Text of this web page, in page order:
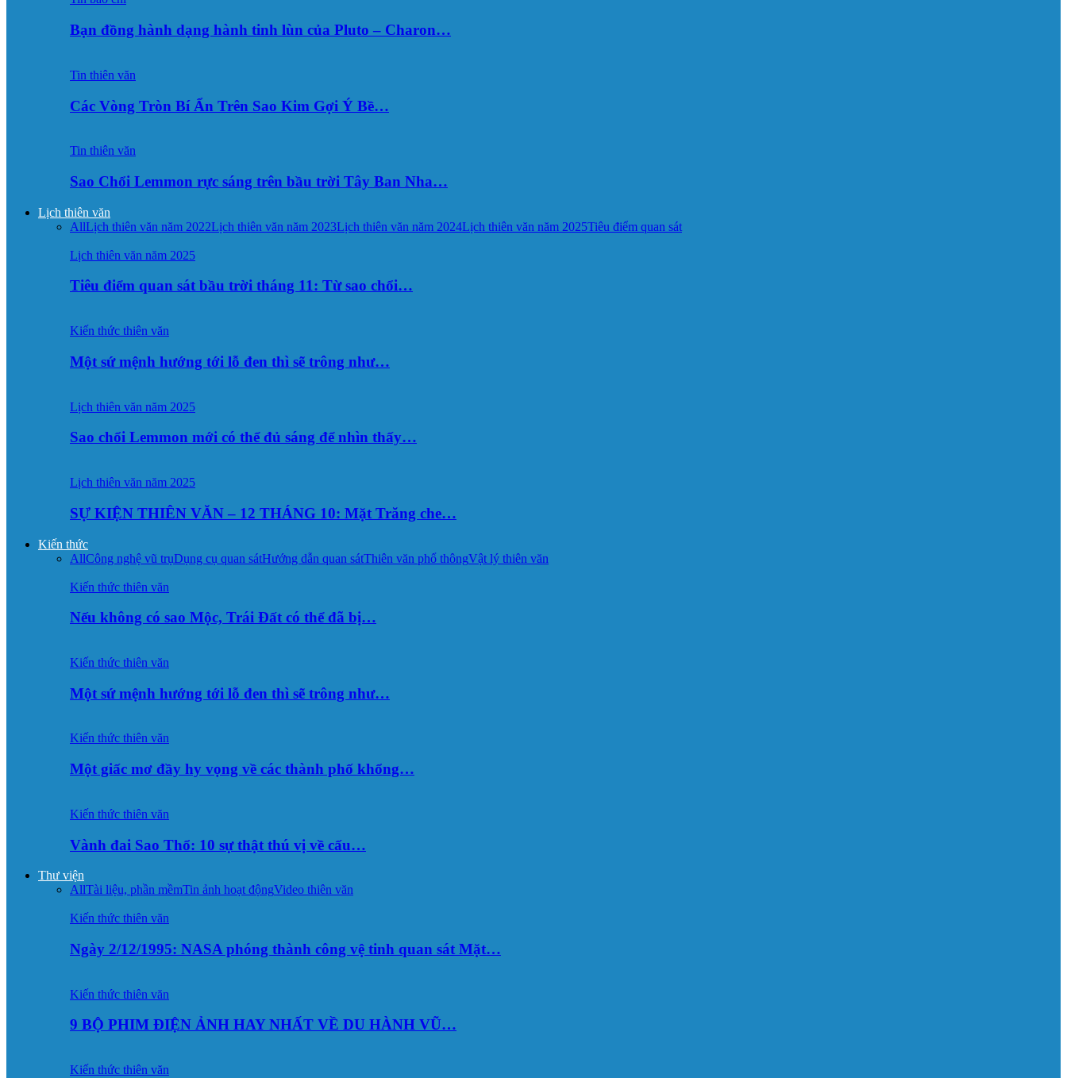
Bạn đồng hành dạng hành tinh lùn của Pluto – Charon…
Tin thiên văn
Các Vòng Tròn Bí Ẩn Trên Sao Kim Gợi Ý Bề…
Tin thiên văn
Sao Chổi Lemmon rực sáng trên bầu trời Tây Ban Nha…
Lịch thiên văn
AllLịch thiên văn năm 2022Lịch thiên văn năm 2023Lịch thiên văn năm 2024Lịch thiên văn năm 2025Tiêu điểm quan sát
Lịch thiên văn năm 2025
Tiêu điểm quan sát bầu trời tháng 11: Từ sao chổi…
Kiến thức thiên văn
Một sứ mệnh hướng tới lỗ đen thì sẽ trông như…
Lịch thiên văn năm 2025
Sao chổi Lemmon mới có thể đủ sáng để nhìn thấy…
Lịch thiên văn năm 2025
SỰ KIỆN THIÊN VĂN – 12 THÁNG 10: Mặt Trăng che…
Kiến thức
AllCông nghệ vũ trụDụng cụ quan sátHướng dẫn quan sátThiên văn phổ thôngVật lý thiên văn
Kiến thức thiên văn
Nếu không có sao Mộc, Trái Đất có thể đã bị…
Kiến thức thiên văn
Một sứ mệnh hướng tới lỗ đen thì sẽ trông như…
Kiến thức thiên văn
Một giấc mơ đầy hy vọng về các thành phố khổng…
Kiến thức thiên văn
Vành đai Sao Thổ: 10 sự thật thú vị về cấu…
Thư viện
AllTài liệu, phần mềmTin ảnh hoạt độngVideo thiên văn
Kiến thức thiên văn
Ngày 2/12/1995: NASA phóng thành công vệ tinh quan sát Mặt…
Kiến thức thiên văn
9 BỘ PHIM ĐIỆN ẢNH HAY NHẤT VỀ DU HÀNH VŨ…
Kiến thức thiên văn